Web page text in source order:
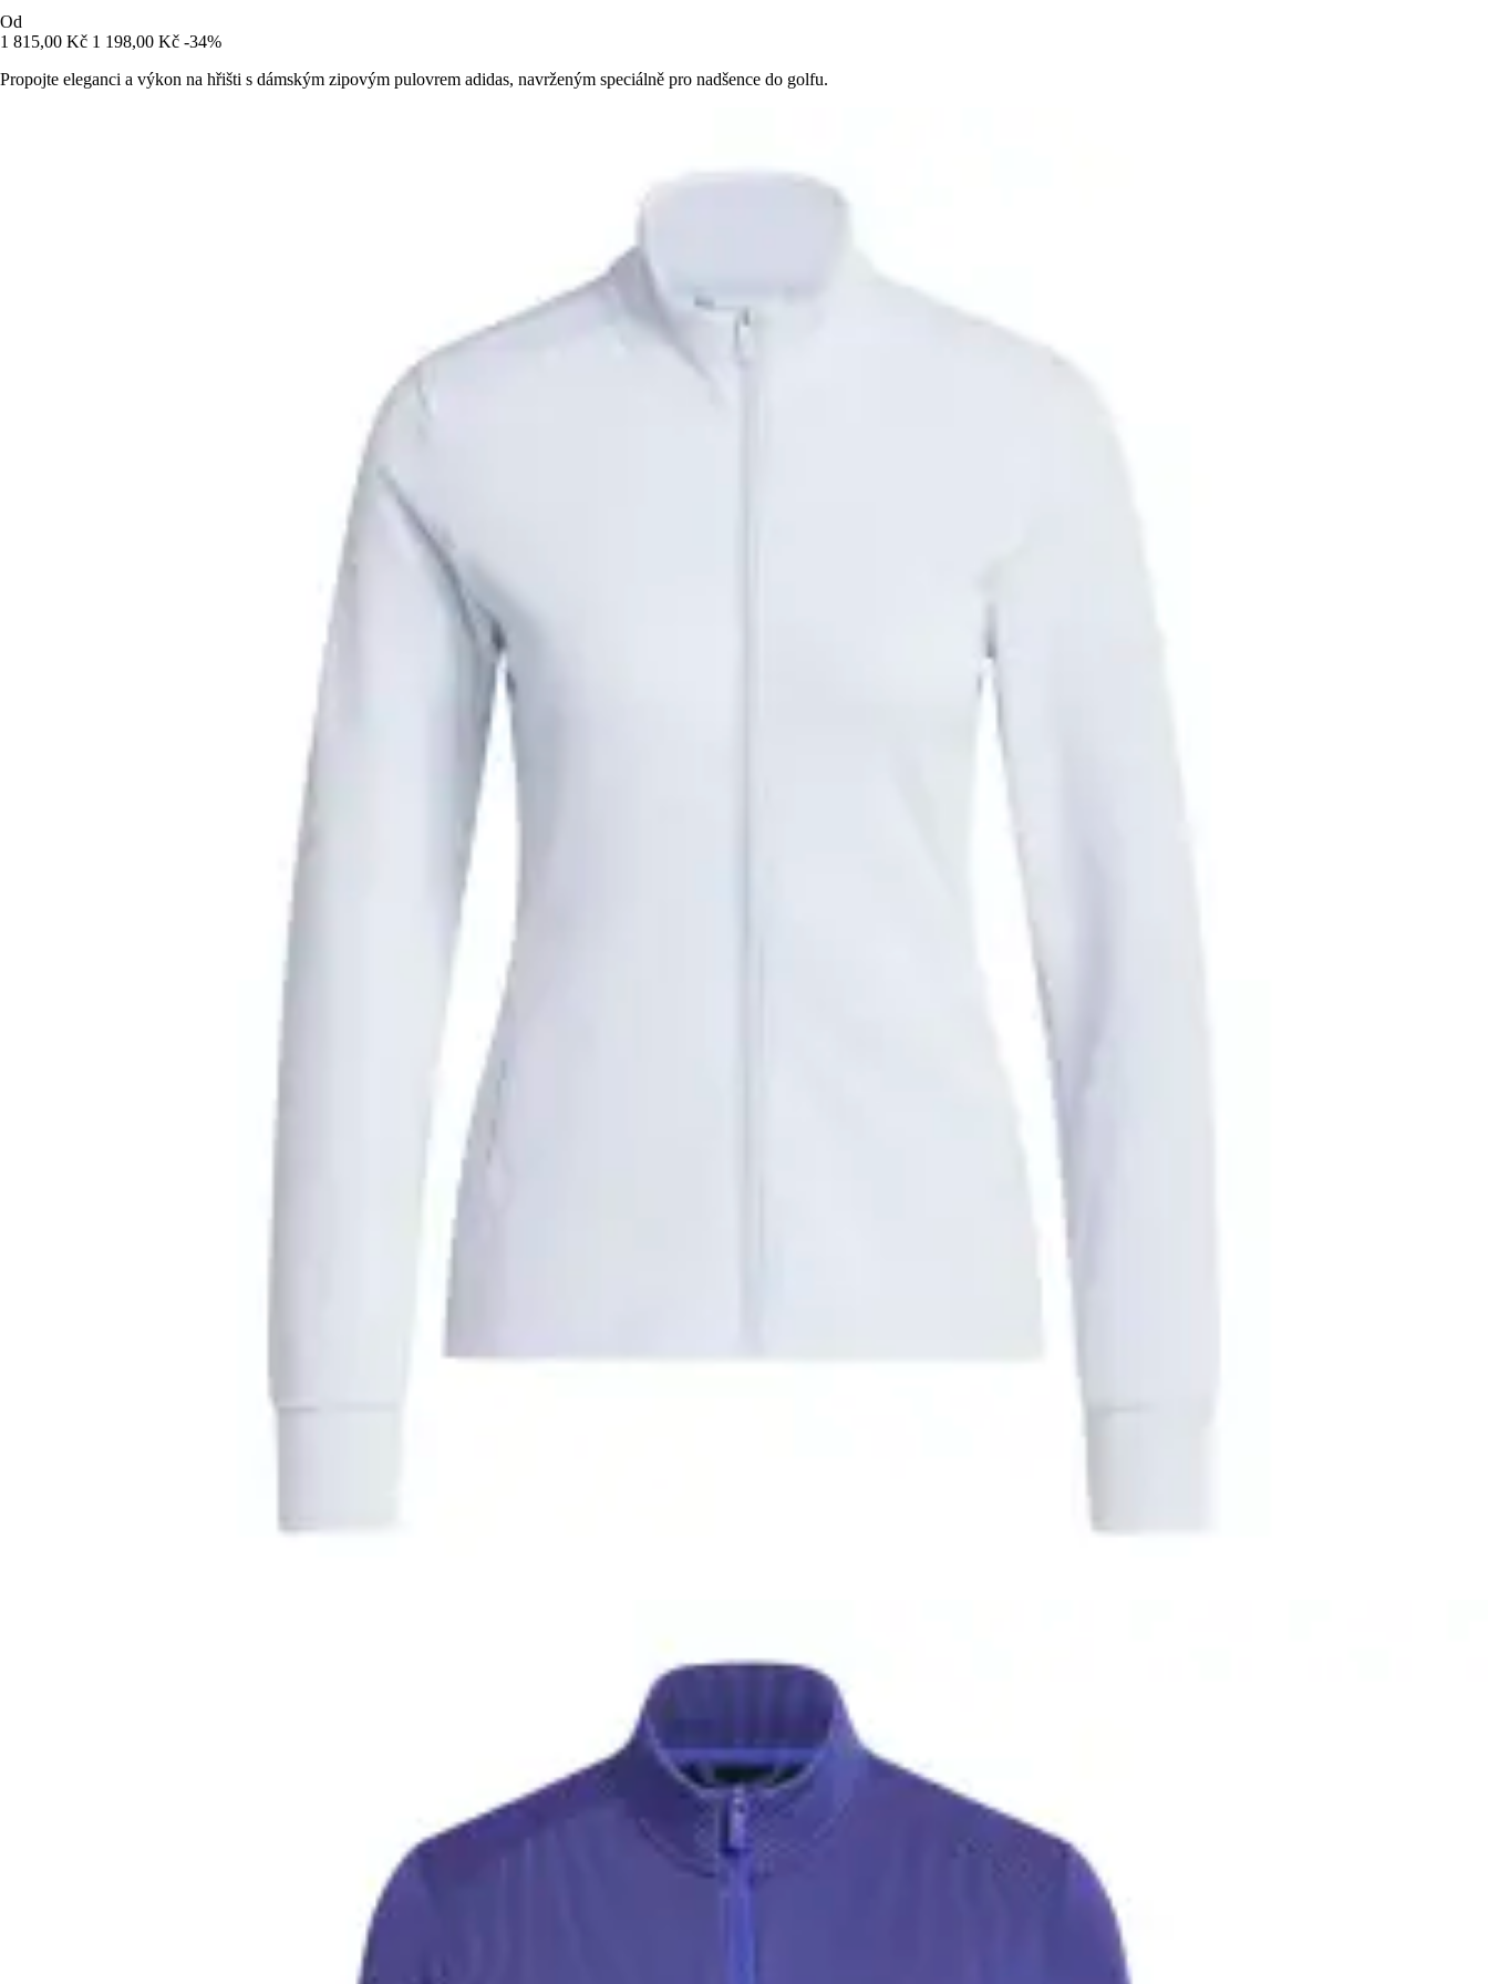
Od
1 815,00 Kč 1 198,00 Kč -34%
Propojte eleganci a výkon na hřišti s dámským zipovým pulovrem adidas, navrženým speciálně pro nadšence do golfu.